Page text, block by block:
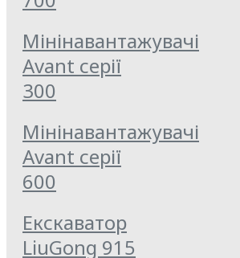
Мінінавантажувачі
Avant серії
300
Мінінавантажувачі
Avant серії
600
Екскаватор
LiuGong 915